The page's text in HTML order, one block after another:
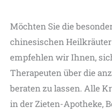
Möchten Sie die
chinesischen
empfehlen wir Ihnen,
Therapeuten über die
beraten zu lassen. Alle
in der Zieten-Apotheke,